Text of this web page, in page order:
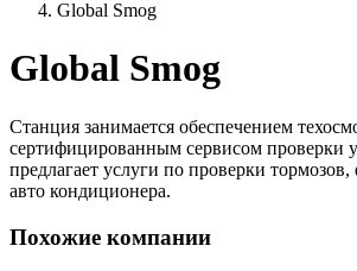
Global Smog
Global Smog
Станция занимается обеспечением
сертифицированным сервисом проверки
предлагает услуги по проверки
авто кондиционера.
Похожие компании